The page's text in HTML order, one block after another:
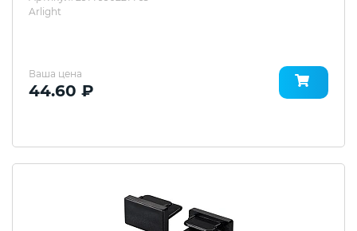
Arlight
Ваша цена
44.60 ₽